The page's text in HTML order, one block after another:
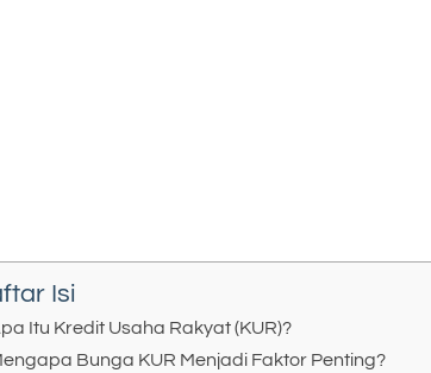
Isi
Itu Kredit Usaha Rakyat (KUR)?
Bunga KUR Menjadi Faktor Penting?